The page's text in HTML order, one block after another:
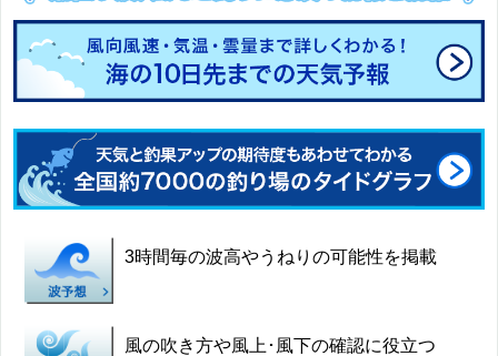
3時間毎の波高やうねりの可能性を掲載
風の吹き方や風上･風下の確認に役立つ